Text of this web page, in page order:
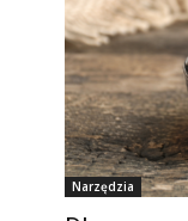
Narzędzia